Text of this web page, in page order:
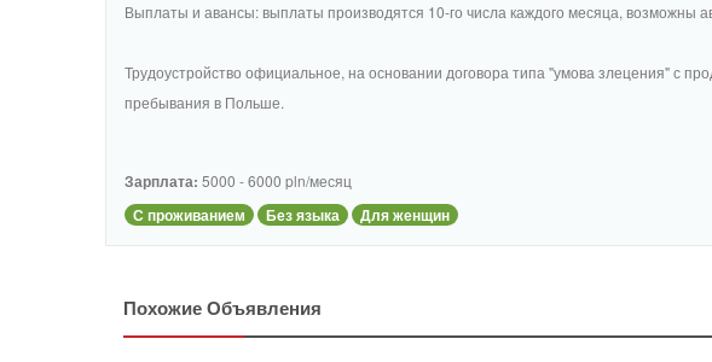
Выплаты и авансы: выплаты производятся 10-го числа каждого месяца, возможны
Трудоустройство официальное, на основании договора типа "умова злецения" с
пребывания в Польше.
Зарплата: 5000 - 6000 pln/месяц
С проживанием Без языка Для женщин
Похожие Объявления